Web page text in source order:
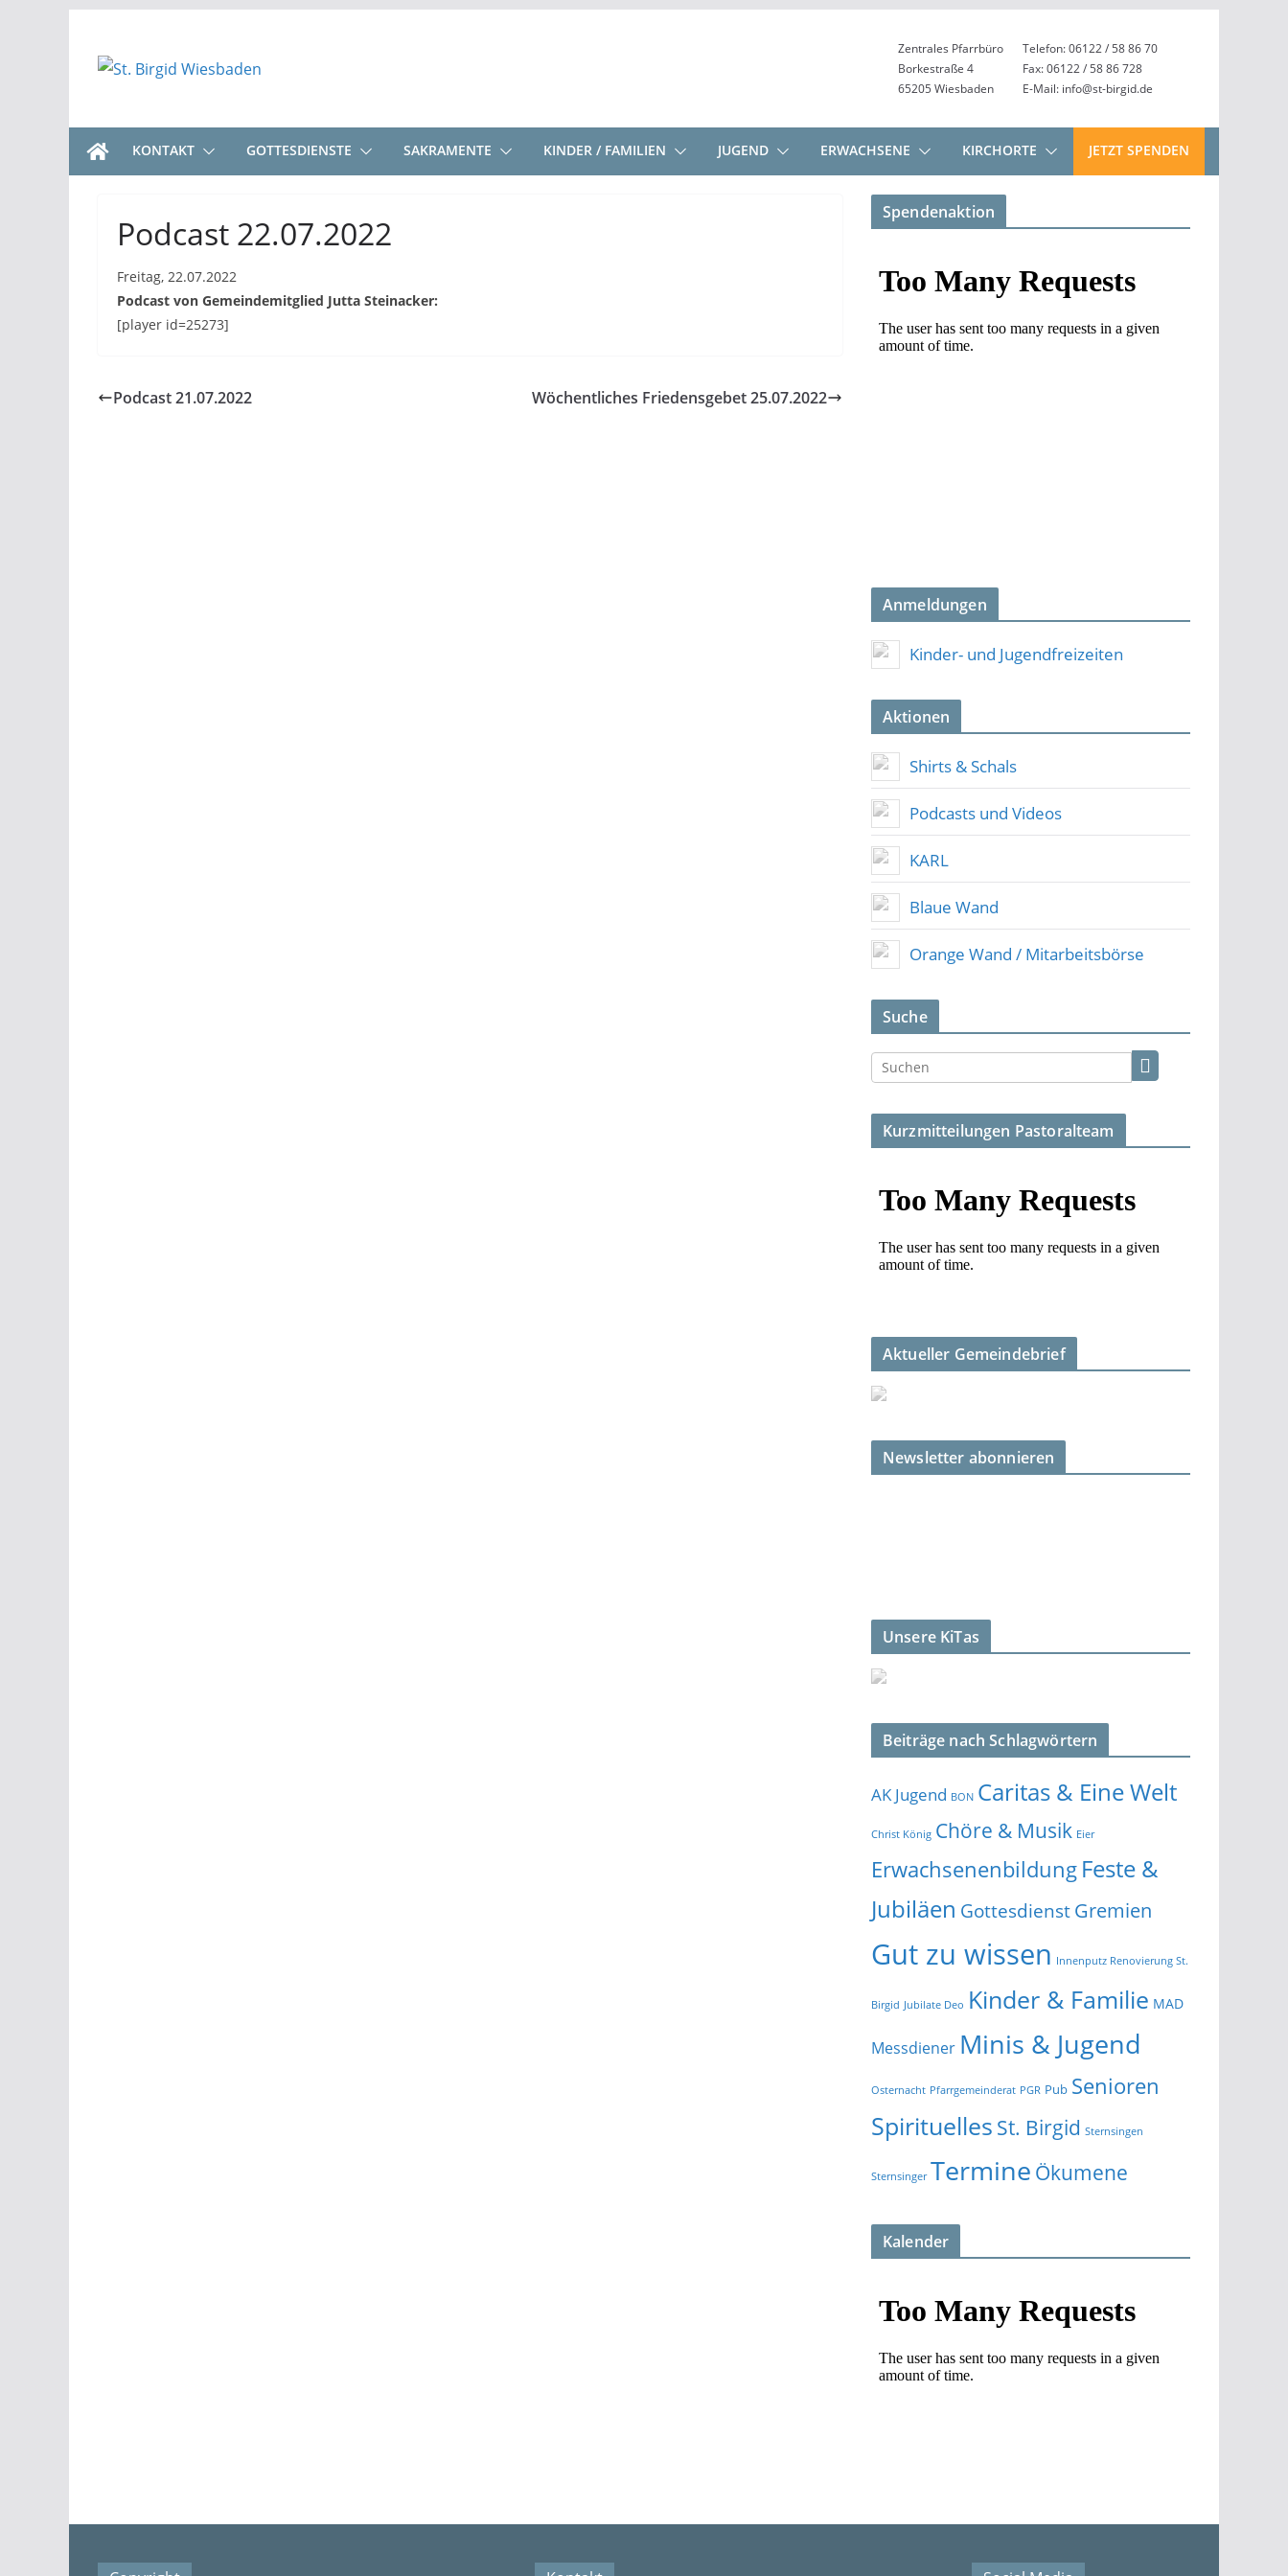
springen
Zentrales Pfarrbüro
Borkestraße 4
65205 Wiesbaden
Telefon: 06122 / 58 86 70
Fax: 06122 / 58 86 728
E-Mail: info@st-birgid.de
KONTAKT GOTTESDIENSTE SAKRAMENTE KINDER / FAMILIEN JUGEND ERWACHSENE KIRCHORTE JETZT SPENDEN
Podcast 22.07.2022
Freitag, 22.07.2022
Podcast von Gemeindemitglied Jutta Steinacker:
[player id=25273]
Podcast 21.07.2022 Wöchentliches Friedensgebet 25.07.2022
Spendenaktion
Anmeldungen
Kinder- und Jugendfreizeiten
Aktionen
Shirts & Schals
Podcasts und Videos
KARL
Blaue Wand
Orange Wand / Mitarbeitsbörse
Suche
Kurzmitteilungen Pastoralteam
Aktueller Gemeindebrief
Newsletter abonnieren
Unsere KiTas
Beiträge nach Schlagwörtern
AK Jugend BON Caritas & Eine Welt
Christ König Chöre & Musik Eier
Erwachsenenbildung Feste &
Jubiläen GottesdienstGremien
Gut zu wissen Innenputz Renovierung St.
Birgid Jubilate Deo Kinder & Familie MAD
Messdiener Minis & Jugend
Osternacht Pfarrgemeinderat PGR Pub Senioren
Spirituelles St. Birgid Sternsingen
Sternsinger Termine Ökumene
Kalender